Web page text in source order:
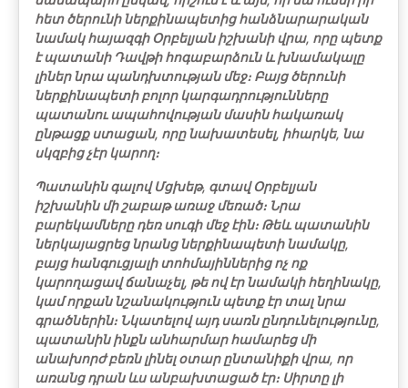
հետ ծերունի ներքինապետից հանձնարարական
նամակ հայազգի Օրբելյան իշխանի վրա, որը պետք
է պատանի Դավթի հոգաբարձուն և խնամակալը
լիներ նրա պանդխտության մեջ։ Բայց ծերունի
ներքինապետի բոլոր կարգադրությունները
պատանու ապահովության մասին հակառակ
ընթացք ստացան, որը նախատեսել, իհարկե, նա
սկզբից չէր կարող։
Պատանին գալով Մցխեթ, գտավ Օրբելյան
իշխանին մի շաբաթ առաջ մեռած։ Նրա
բարեկամները դեռ սուգի մեջ էին։ Թեև պատանին
ներկայացրեց նրանց ներքինապետի նամակը,
բայց հանգուցյալի տոհմայիններից ոչ ոք
կարողացավ ճանաչել, թե ով էր նամակի հեղինակը,
կամ որքան նշանակություն պետք էր տալ նրա
գրածներին։ Նկատելով այդ սառն ընդունելությունը,
պատանին ինքն անհարմար համարեց մի
անախորժ բեռն լինել օտար ընտանիքի վրա, որ
առանց դրան ևս անբախտացած էր։ Սիրտը լի